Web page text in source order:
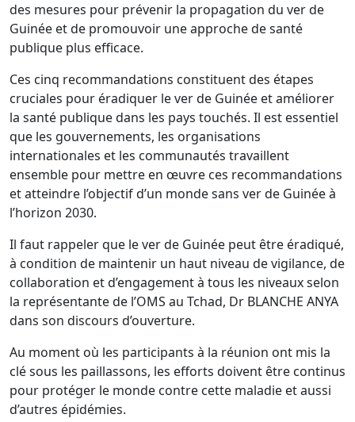
des mesures pour prévenir la propagation du ver de
Guinée et de promouvoir une approche de santé
publique plus efficace.
Ces cinq recommandations constituent des étapes
cruciales pour éradiquer le ver de Guinée et améliorer
la santé publique dans les pays touchés. Il est essentiel
que les gouvernements, les organisations
internationales et les communautés travaillent
ensemble pour mettre en œuvre ces recommandations
et atteindre l’objectif d’un monde sans ver de Guinée à
l’horizon 2030.
Il faut rappeler que le ver de Guinée peut être éradiqué,
à condition de maintenir un haut niveau de vigilance, de
collaboration et d’engagement à tous les niveaux selon
la représentante de l’OMS au Tchad, Dr BLANCHE ANYA
dans son discours d’ouverture.
Au moment où les participants à la réunion ont mis la
clé sous les paillassons, les efforts doivent être continus
pour protéger le monde contre cette maladie et aussi
d’autres épidémies.